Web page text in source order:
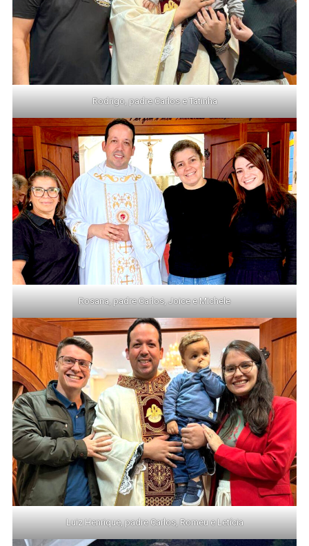
Rodrigo, padre Carlos e Tatinha
Rosana, padre Carlos, Joice e Michele
Luiz Henrique, padre Carlos, Romeu e Letícia